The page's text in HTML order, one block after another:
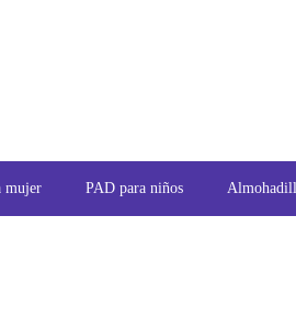
mujer PAD para niños